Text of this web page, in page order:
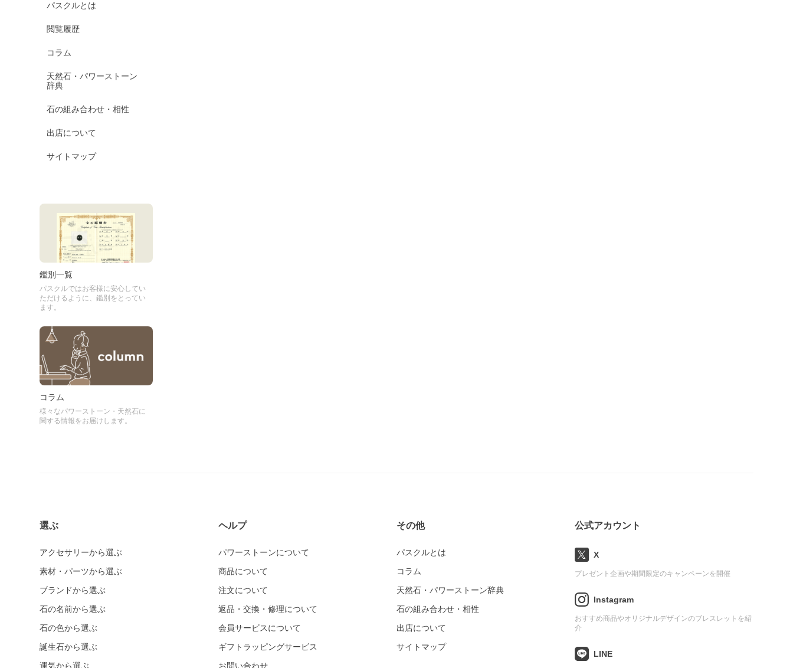
パスクルとは
閲覧履歴
コラム
天然石・パワーストーン
辞典
石の組み合わせ・相性
出店について
サイトマップ
鑑別一覧
パスクルではお客様に安心してい
ただけるように、鑑別をとってい
ます。
コラム
様々なパワーストーン・天然石に
関する情報をお届けします。
選ぶ
アクセサリーから選ぶ
素材・パーツから選ぶ
ブランドから選ぶ
石の名前から選ぶ
石の色から選ぶ
誕生石から選ぶ
運気から選ぶ
ヘルプ
パワーストーンについて
商品について
注文について
返品・交換・修理について
会員サービスについて
ギフトラッピングサービス
お問い合わせ
その他
パスクルとは
コラム
天然石・パワーストーン辞典
石の組み合わせ・相性
出店について
サイトマップ
公式アカウント
X
プレゼント企画や期間限定のキャンペーンを開催
Instagram
おすすめ商品やオリジナルデザインのブレスレットを紹
介
LINE